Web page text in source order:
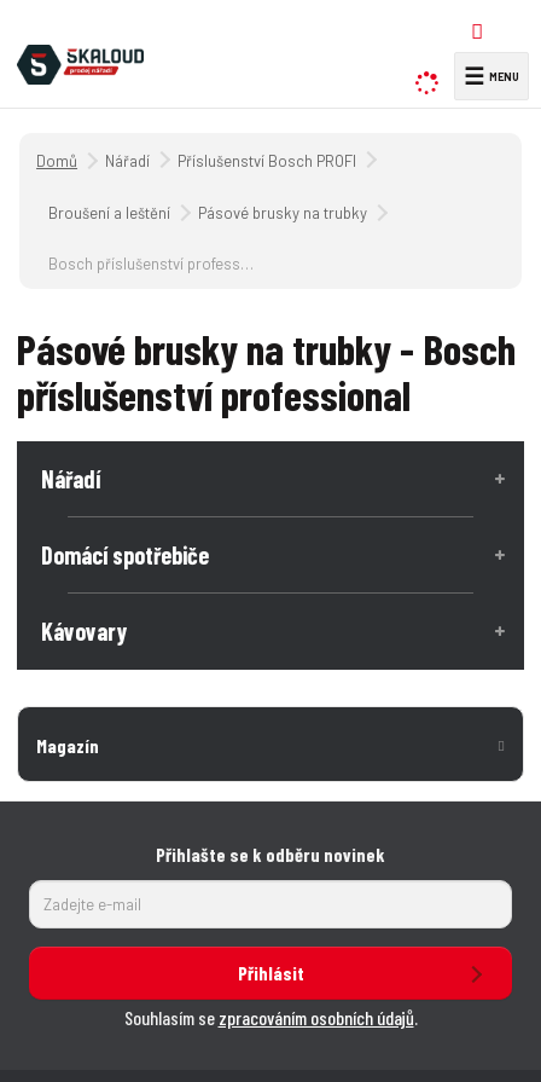
y
l
d
☰
Úvodní strana
Nářadí Příslušenství Bosch PROFI
Broušení a leštění Pásové brusky na trubky
Bosch příslušenství professional
Pásové brusky na trubky - Bosch
příslušenství professional
Nářadí
Domácí spotřebiče
Kávovary
Magazín
Přihlašte se k odběru novinek
Přihlásit
Souhlasím se zpracováním osobních údajů.